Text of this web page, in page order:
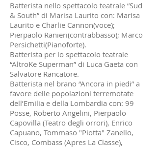
Batterista nello spettacolo teatrale “Sud
& South” di Marisa Laurito con: Marisa
Laurito e Charlie Cannon(voce);
Pierpaolo Ranieri(contrabbasso); Marco
Persichetti(Pianoforte).
Batterista per lo spettacolo teatrale
“AltroKe Superman” di Luca Gaeta con
Salvatore Rancatore.
Batterista nel brano “Ancora in piedi” a
favore delle popolazioni terremotate
dell’Emilia e della Lombardia con: 99
Posse, Roberto Angelini, Pierpaolo
Capovilla (Teatro degli orrori), Enrico
Capuano, Tommaso "Piotta" Zanello,
Cisco, Combass (Apres La Classe),